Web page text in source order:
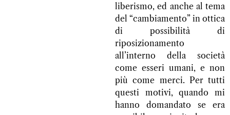
liberismo, ed anche al tema
del “cambiamento” in ottica
di possibilità di
riposizionamento
all’interno della società
come esseri umani, e non
più come merci. Per tutti
questi motivi, quando mi
hanno domandato se era